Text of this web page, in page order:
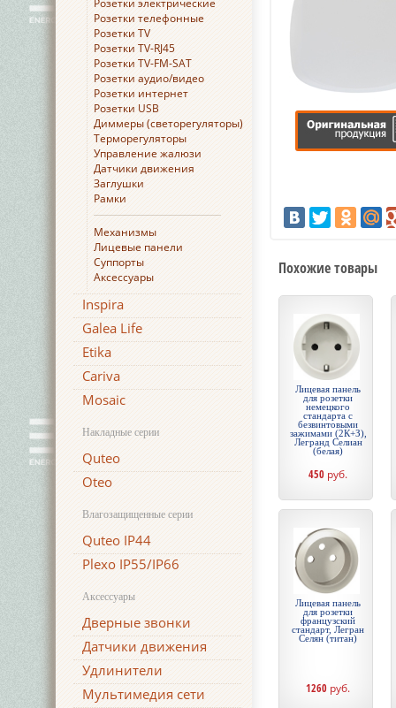
Розетки электрические
Розетки телефонные
Розетки TV
Розетки TV-RJ45
Розетки TV-FM-SAT
Розетки аудио/видео
Розетки интернет
Розетки USB
Диммеры (светорегуляторы)
Терморегуляторы
Управление жалюзи
Датчики движения
Заглушки
Рамки
Механизмы
Лицевые панели
Суппорты
Аксессуары
Inspira
Galea Life
Etika
Cariva
Mosaic
Накладные серии
Quteo
Oteo
Влагозащищенные серии
Quteo IP44
Plexo IP55/IP66
Аксессуары
Дверные звонки
Датчики движения
Удлинители
Мультимедия сети
Похожие товары
Лицевая панель
для розетки
немецкого
стандарта с
безвинтовыми
зажимами (2К+З),
Легранд Селиан
(белая)
450 руб.
Лицевая панель
для розетки
французский
стандарт, Легран
Селян (титан)
1260 руб.